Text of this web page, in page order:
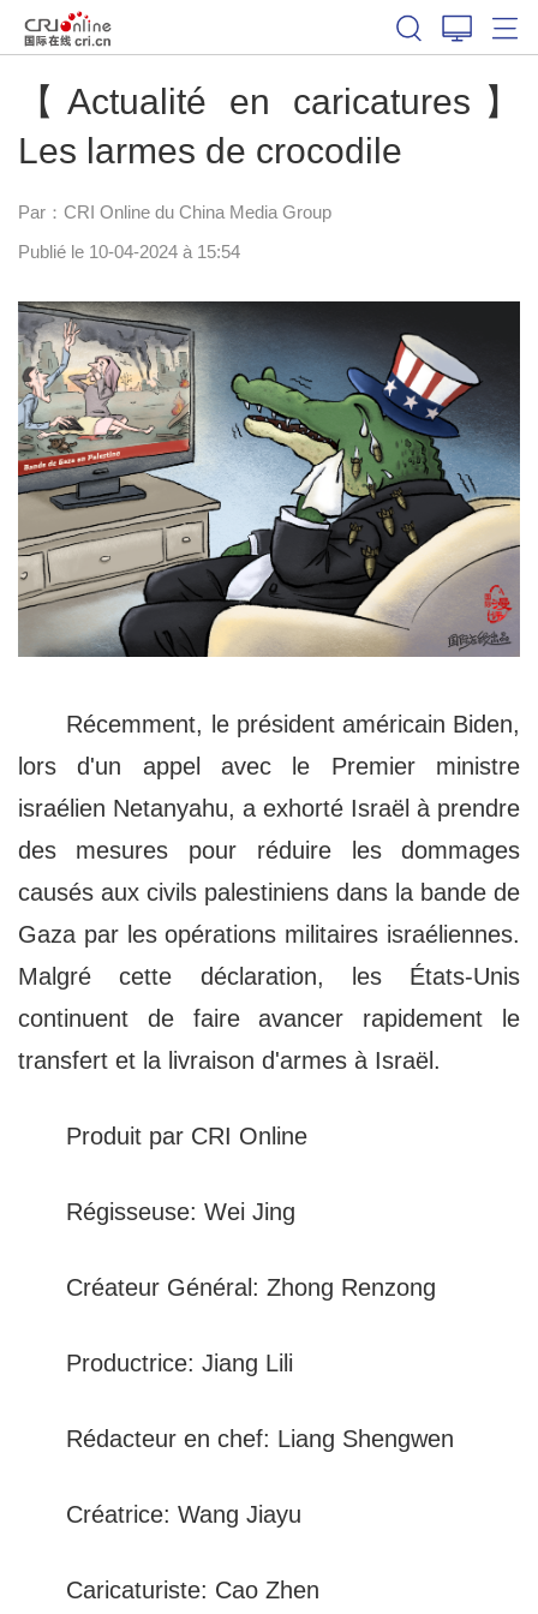
【Actualité en caricatures】
Les larmes de crocodile
Par：CRI Online du China Media Group
Publié le 10-04-2024 à 15:54
Récemment, le président américain Biden,
lors d'un appel avec le Premier ministre
israélien Netanyahu, a exhorté Israël à prendre
des mesures pour réduire les dommages
causés aux civils palestiniens dans la bande de
Gaza par les opérations militaires israéliennes.
Malgré cette déclaration, les États-Unis
continuent de faire avancer rapidement le
transfert et la livraison d'armes à Israël.
Produit par CRI Online
Régisseuse: Wei Jing
Créateur Général: Zhong Renzong
Productrice: Jiang Lili
Rédacteur en chef: Liang Shengwen
Créatrice: Wang Jiayu
Caricaturiste: Cao Zhen